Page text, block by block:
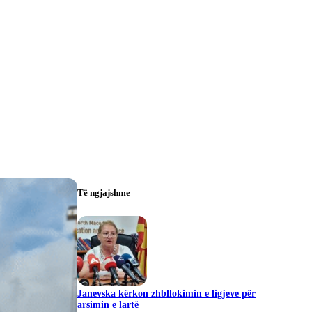
Të ngjajshme
Janevska kërkon zhbllokimin e ligjeve për
arsimin e lartë